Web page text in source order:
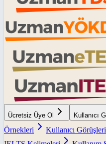
Ücretsiz Üye Ol Kullanıcı
Örnekleri
Kullanıcı Görüşleri